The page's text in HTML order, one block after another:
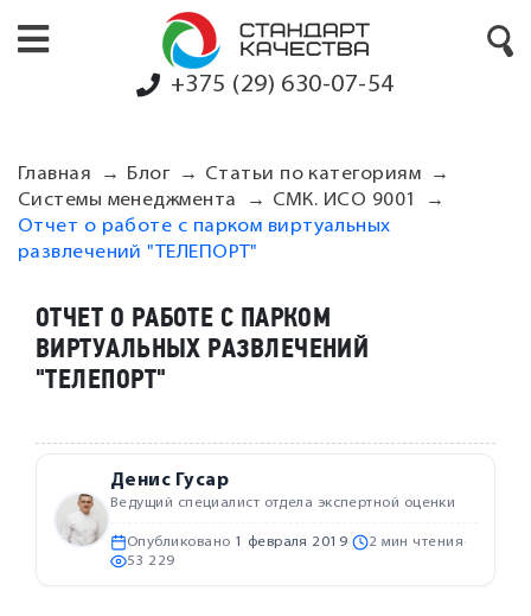
+375 (29) 630-07-54
Главная Блог
Статьи по категориям
Системы менеджмента
СМК. ИСО 9001
Отчет о работе с парком виртуальных
развлечений "ТЕЛЕПОРТ"
ОТЧЕТ О РАБОТЕ С ПАРКОМ
ВИРТУАЛЬНЫХ РАЗВЛЕЧЕНИЙ
"ТЕЛЕПОРТ"
Денис Гусар
Ведущий специалист отдела экспертной оценки
Опубликовано 1 февраля 2019· 2 мин чтения·
53 229